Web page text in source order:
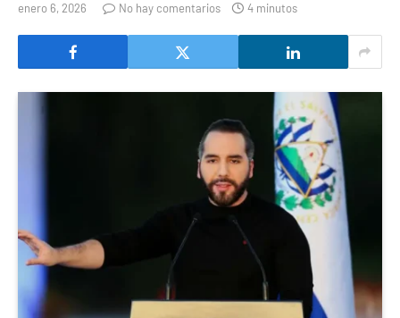
enero 6, 2026 No hay comentarios 4 minutos